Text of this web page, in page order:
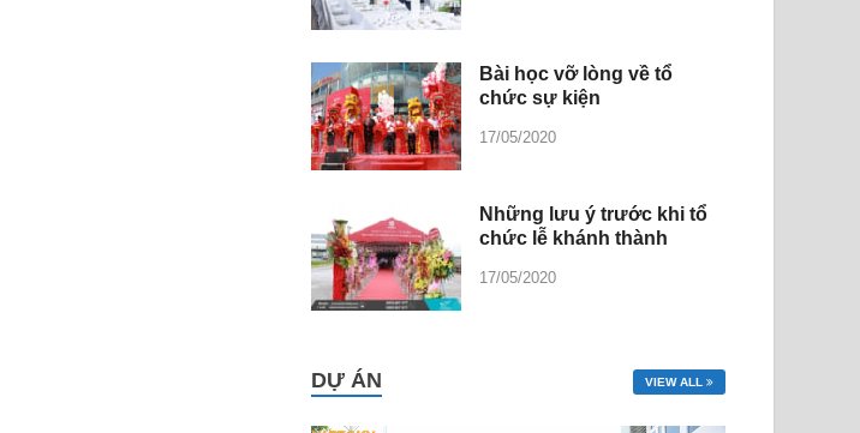
Bài học vỡ lòng về tổ
chức sự kiện
17/05/2020
Những lưu ý trước khi tổ
chức lễ khánh thành
17/05/2020
DỰ ÁN VIEW ALL